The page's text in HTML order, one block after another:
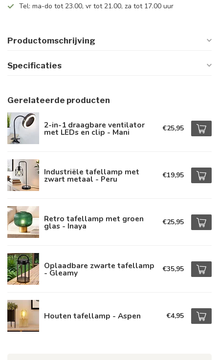
Tel: ma-do tot 23.00, vr tot 21.00, za tot 17.00 uur
Productomschrijving
Specificaties
Gerelateerde producten
2-in-1 draagbare ventilator
met LEDs en clip - Mani €25,95
Industriële tafellamp met
zwart metaal - Peru €19,95
Retro tafellamp met groen
glas - Inaya €25,95
Oplaadbare zwarte tafellamp
- Gleamy €35,95
Houten tafellamp - Aspen €4,95